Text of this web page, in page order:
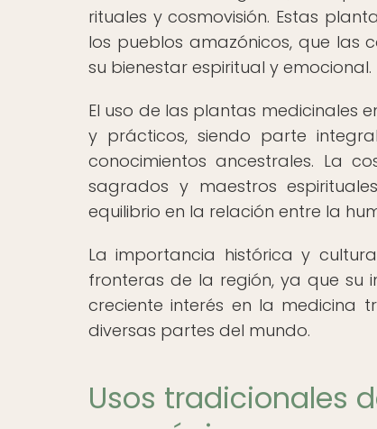
rituales y cosmovisión. Estas
los pueblos amazónicos, que las
su bienestar espiritual y emocional.
El uso de las plantas medicinales
y prácticos, siendo parte
conocimientos ancestrales. La
sagrados y maestros
equilibrio en la relación entre la
La importancia histórica y
fronteras de la región, ya que su
creciente interés en la medicina
diversas partes del mundo.
Usos tradicionales